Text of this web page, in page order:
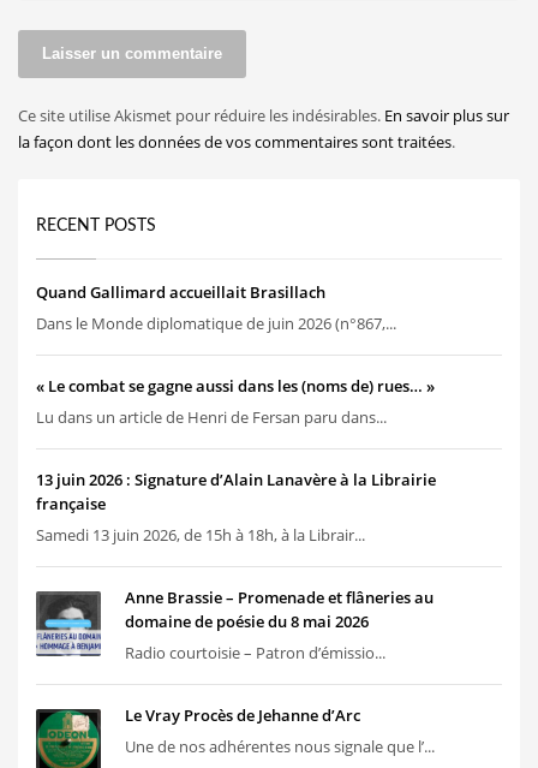
Ce site utilise Akismet pour réduire les indésirables. En savoir plus sur
la façon dont les données de vos commentaires sont traitées.
RECENT POSTS
Quand Gallimard accueillait Brasillach
Dans le Monde diplomatique de juin 2026 (n°867,...
« Le combat se gagne aussi dans les (noms de) rues… »
Lu dans un article de Henri de Fersan paru dans...
13 juin 2026 : Signature d’Alain Lanavère à la Librairie
française
Samedi 13 juin 2026, de 15h à 18h, à la Librair...
Anne Brassie – Promenade et flâneries au
domaine de poésie du 8 mai 2026
Radio courtoisie – Patron d’émissio...
Le Vray Procès de Jehanne d’Arc
Une de nos adhérentes nous signale que l’...